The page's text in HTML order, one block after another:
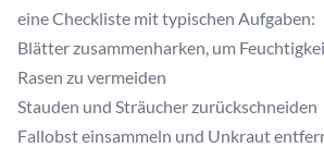
eine Checkliste mit typischen Aufgaben:
Blätter zusammenharken, um
Rasen zu vermeiden
Stauden und Sträucher zurückschneiden
Fallobst einsammeln und Unkraut